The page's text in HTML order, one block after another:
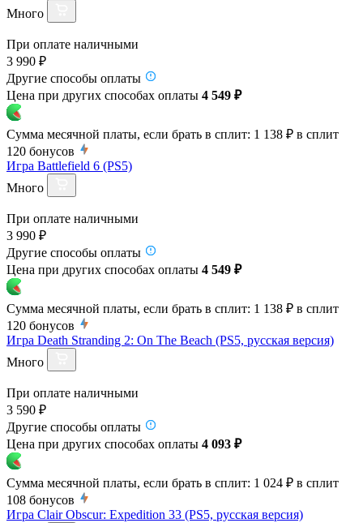
Много
При оплате наличными
3 990 ₽
Другие способы оплаты
Цена при других способах оплаты 4 549 ₽
Сумма месячной платы, если брать в сплит: 1 138 ₽ в сплит
120 бонусов
Игра Battlefield 6 (PS5)
Много
При оплате наличными
3 990 ₽
Другие способы оплаты
Цена при других способах оплаты 4 549 ₽
Сумма месячной платы, если брать в сплит: 1 138 ₽ в сплит
120 бонусов
Игра Death Stranding 2: On The Beach (PS5, русская версия)
Много
При оплате наличными
3 590 ₽
Другие способы оплаты
Цена при других способах оплаты 4 093 ₽
Сумма месячной платы, если брать в сплит: 1 024 ₽ в сплит
108 бонусов
Игра Clair Obscur: Expedition 33 (PS5, русская версия)